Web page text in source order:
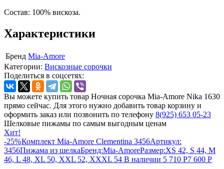
Состав: 100% вискоза.
Характеристики
Бренд Mia-Amore
Категории: Вискозные сорочки
Поделиться в соцсетях:
Вы можете купить товар Ночная сорочка Mia-Amore Nika 1630
прямо сейчас. Для этого нужно добавить товар корзину и
оформить заказ или позвонить по телефону 8(925) 653 05-23
Шелковые пижамы по самым выгодным ценам
Хит!
-25%Комплект Mia-Amore Clementina 3456Артикул:
3456Пижама из шелкаБренд:Mia-AmoreРазмер:XS 42, S 44, M
46, L 48, XL 50, XXL 52, XXXL 54 В наличии 5 710 Р7 600 Р